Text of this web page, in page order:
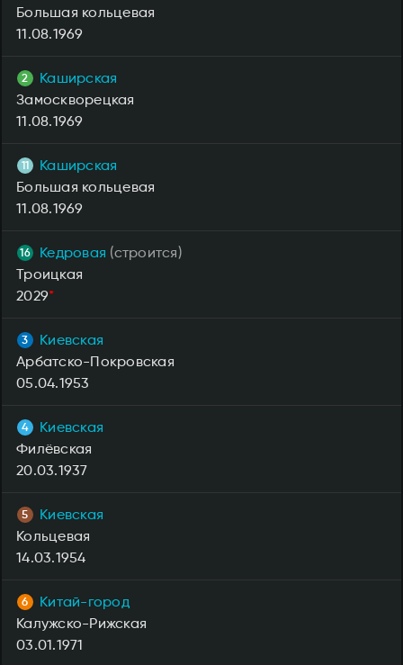
Большая кольцевая
11.08.1969
Каширская
Замоскворецкая
11.08.1969
Каширская
Большая кольцевая
11.08.1969
Кедровая (строится)
Троицкая
2029*
Киевская
Арбатско-Покровская
05.04.1953
Киевская
Филёвская
20.03.1937
Киевская
Кольцевая
14.03.1954
Китай-город
Калужско-Рижская
03.01.1971